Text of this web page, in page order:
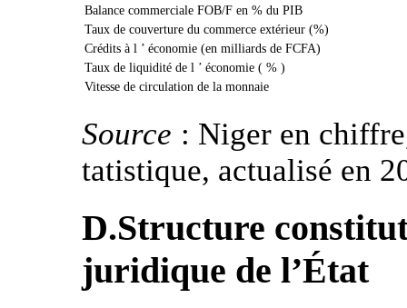
Balance commerciale FOB/F en % du PIB
Taux de couverture du commerce extérieur (%)
Crédits à l ’ économie (en milliards de FCFA)
Taux de liquidité de l ’ économie ( % )
Vitesse de circulation de la monnaie
Source : Niger en
tatistique, actualisé en
D.Structure
juridique de l’État